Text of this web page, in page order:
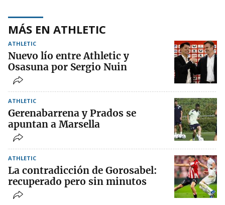
MÁS EN ATHLETIC
ATHLETIC
Nuevo lío entre Athletic y
Osasuna por Sergio Nuin
ATHLETIC
Gerenabarrena y Prados se
apuntan a Marsella
ATHLETIC
La contradicción de Gorosabel:
recuperado pero sin minutos